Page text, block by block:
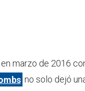
marzo de 2016
no solo dejó